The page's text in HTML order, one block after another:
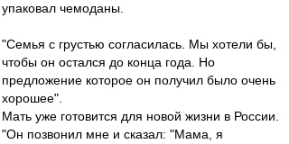
упаковал чемоданы.
"Семья с грустью согласилась. Мы хотели бы,
чтобы он остался до конца года. Но
предложение которое он получил было очень
хорошее".
Мать уже готовится для новой жизни в России.
"Он позвонил мне и сказал: "Мама, я